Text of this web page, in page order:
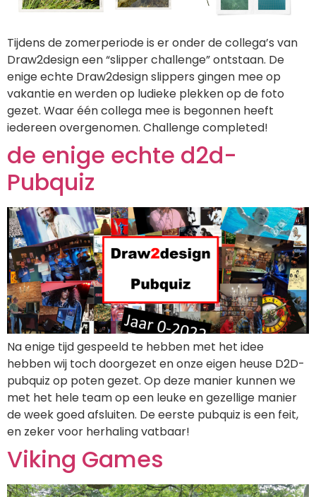
Tijdens de zomerperiode is er onder de collega’s van
Draw2design een “slipper challenge” ontstaan. De
enige echte Draw2design slippers gingen mee op
vakantie en werden op ludieke plekken op de foto
gezet. Waar één collega mee is begonnen heeft
iedereen overgenomen. Challenge completed!
de enige echte d2d-
Pubquiz
Na enige tijd gespeeld te hebben met het idee
hebben wij toch doorgezet en onze eigen heuse D2D-
pubquiz op poten gezet. Op deze manier kunnen we
met het hele team op een leuke en gezellige manier
de week goed afsluiten. De eerste pubquiz is een feit,
en zeker voor herhaling vatbaar!
Viking Games